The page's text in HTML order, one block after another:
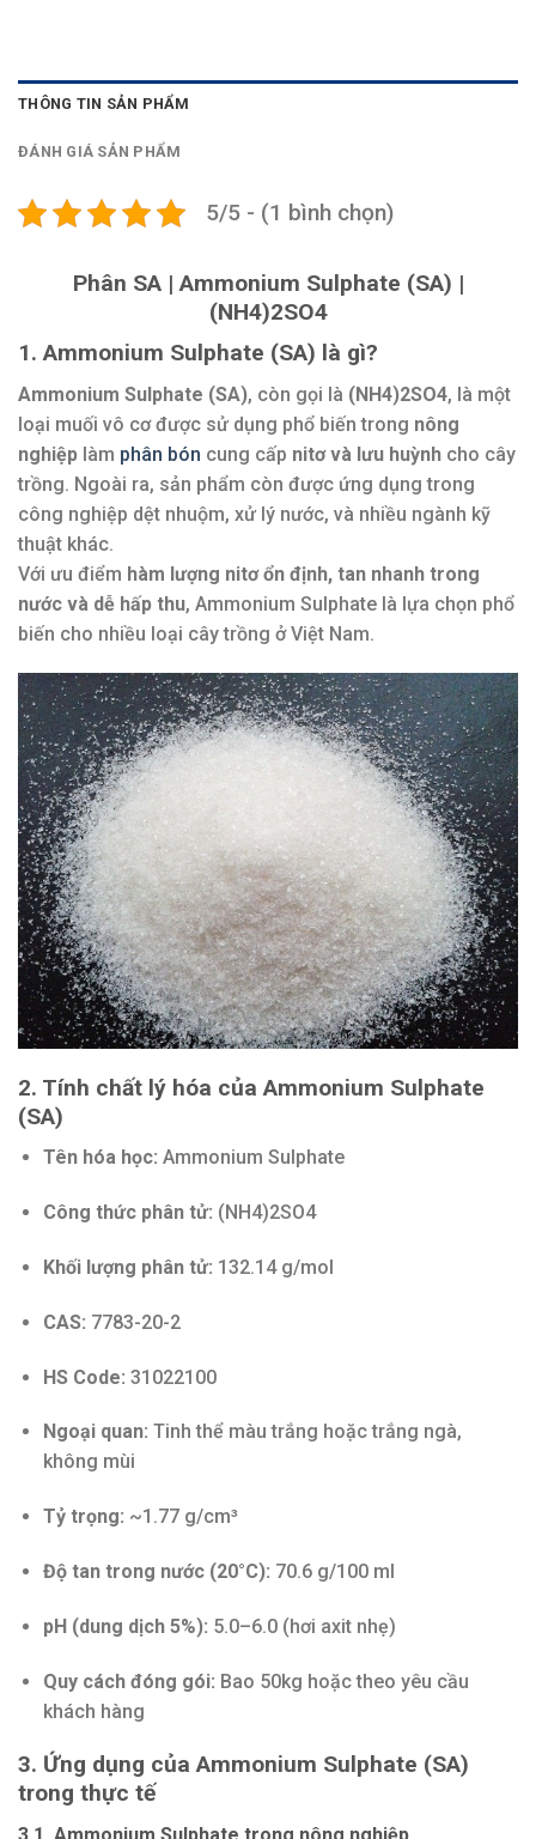
THÔNG TIN SẢN PHẨM
ĐÁNH GIÁ SẢN PHẨM
5/5 - (1 bình chọn)
Phân SA | Ammonium Sulphate (SA) |
(NH4)2SO4
1. Ammonium Sulphate (SA) là gì?
Ammonium Sulphate (SA), còn gọi là (NH4)2SO4, là một
loại muối vô cơ được sử dụng phổ biến trong nông
nghiệp làm phân bón cung cấp nitơ và lưu huỳnh cho cây
trồng. Ngoài ra, sản phẩm còn được ứng dụng trong
công nghiệp dệt nhuộm, xử lý nước, và nhiều ngành kỹ
thuật khác.
Với ưu điểm hàm lượng nitơ ổn định, tan nhanh trong
nước và dễ hấp thu, Ammonium Sulphate là lựa chọn phổ
biến cho nhiều loại cây trồng ở Việt Nam.
2. Tính chất lý hóa của Ammonium Sulphate
(SA)
Tên hóa học: Ammonium Sulphate
Công thức phân tử: (NH4)2SO4
Khối lượng phân tử: 132.14 g/mol
CAS: 7783-20-2
HS Code: 31022100
Ngoại quan: Tinh thể màu trắng hoặc trắng ngà,
không mùi
Tỷ trọng: ~1.77 g/cm³
Độ tan trong nước (20°C): 70.6 g/100 ml
pH (dung dịch 5%): 5.0–6.0 (hơi axit nhẹ)
Quy cách đóng gói: Bao 50kg hoặc theo yêu cầu
khách hàng
3. Ứng dụng của Ammonium Sulphate (SA)
trong thực tế